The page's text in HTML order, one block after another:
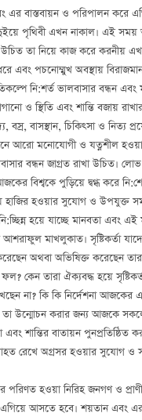
এর বাস্তবায়ন ও পরিপালন করে
পৃথিবী এখন নাকাল। এই সময়
তা নিয়ে কাজ করে করনীয়
এবং পচনোম্মুখ অবস্থায়
নি:শর্ত ভালবাসার বন্ধন এবং
ও স্থিতি এবং শান্তি বজায়
বস্র, বাসস্থান, চিকিৎসা ও নিত্য
আরো মনোযোগী ও যত্নশীল
বন্ধন জাগ্রত রাখা উচিত।
বিশ্বকে পুড়িয়ে দ্বগ্ধ করে
হাজির হওয়ার সুযোগ ও
হয়ে যাচ্ছে মানবতা এবং
আশরাফুল মাখলুকাত। সৃষ্টিকর্তা
অথবা অভিষিক্ত করেছেন
কেন তারা ঐক্যবদ্ধ হয়ে
না? কি কি নির্দেশনা আজকের
তা উন্মোচন করার জন্য আজকে
এবং শান্তির বাতায়ন পুনপ্রতিষ্ঠিত
রেখে অগ্রসর হওয়ার সুযোগ ও
পরিণত হওয়া নিরিহ জনগণ ও
আসতে হবে। শয়তান এবং